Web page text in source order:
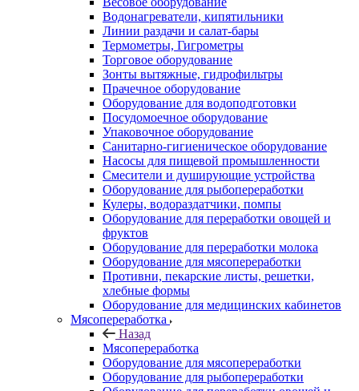
Водонагреватели, кипятильники
Линии раздачи и салат-бары
Термометры, Гигрометры
Торговое оборудование
Зонты вытяжные, гидрофильтры
Прачечное оборудование
Оборудование для водоподготовки
Посудомоечное оборудование
Упаковочное оборудование
Санитарно-гигиеническое оборудование
Насосы для пищевой промышленности
Смесители и душирующие устройства
Оборудование для рыбопереработки
Кулеры, водораздатчики, помпы
Оборудование для переработки овощей и
фруктов
Оборудование для переработки молока
Оборудование для мясопереработки
Противни, пекарские листы, решетки,
хлебные формы
Оборудование для медицинских кабинетов
Мясопереработка
Назад
Мясопереработка
Оборудование для мясопереработки
Оборудование для рыбопереработки